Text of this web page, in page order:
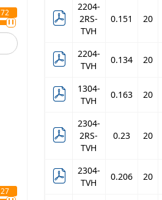
72
27
2204-
2RS-
TVH
0.151 20
2204-
TVH
0.134 20
1304-
TVH
0.163 20
2304-
2RS-
TVH
0.23 20
2304-
TVH
0.206 20